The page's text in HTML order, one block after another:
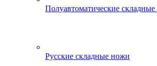
Полуавтоматические
Русские складные ножи